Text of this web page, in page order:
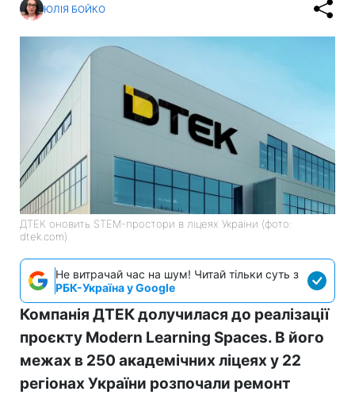
ЮЛІЯ БОЙКО
ДТЕК оновить STEM-простори в ліцеях України (фото:
dtek.com)
Не витрачай час на шум! Читай тільки суть з
РБК-Україна у Google
Компанія ДТЕК долучилася до реалізації
проєкту Modern Learning Spaces. В його
межах в 250 академічних ліцеях у 22
регіонах України розпочали ремонт